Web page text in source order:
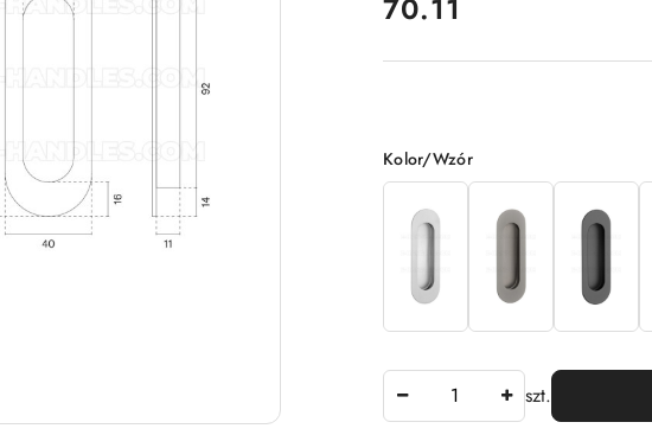
Cena:
70.11
Wariant
Kolor/Wzór
szt.